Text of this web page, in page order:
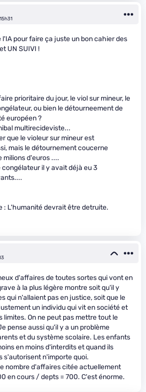
l'IA pour faire ça juste un bon cahier des
UN SUIVI !
prioritaire du jour, le viol sur mineur, le
ou bien le détourneement de
européen ?
multirecideviste...
que le violeur sur mineur est
mais le détournement coucerne
milions d'euros ....
congélateur il y avait déjà eu 3
: L'humanité devrait être detruite.
d'affaires de toutes sortes qui vont en
à la plus légère montre soit qu'il y
qui n'allaient pas en justice, soit que le
un individu qui vit en société et
limites. On ne peut pas mettre tout le
pense aussi qu'il y a un problème
et du système scolaire. Les enfants
en moins d'interdits et quand ils
s'autorisent n'importe quoi.
nombre d'affaires citée actuellement
en cours / depts = 700. C'est énorme.